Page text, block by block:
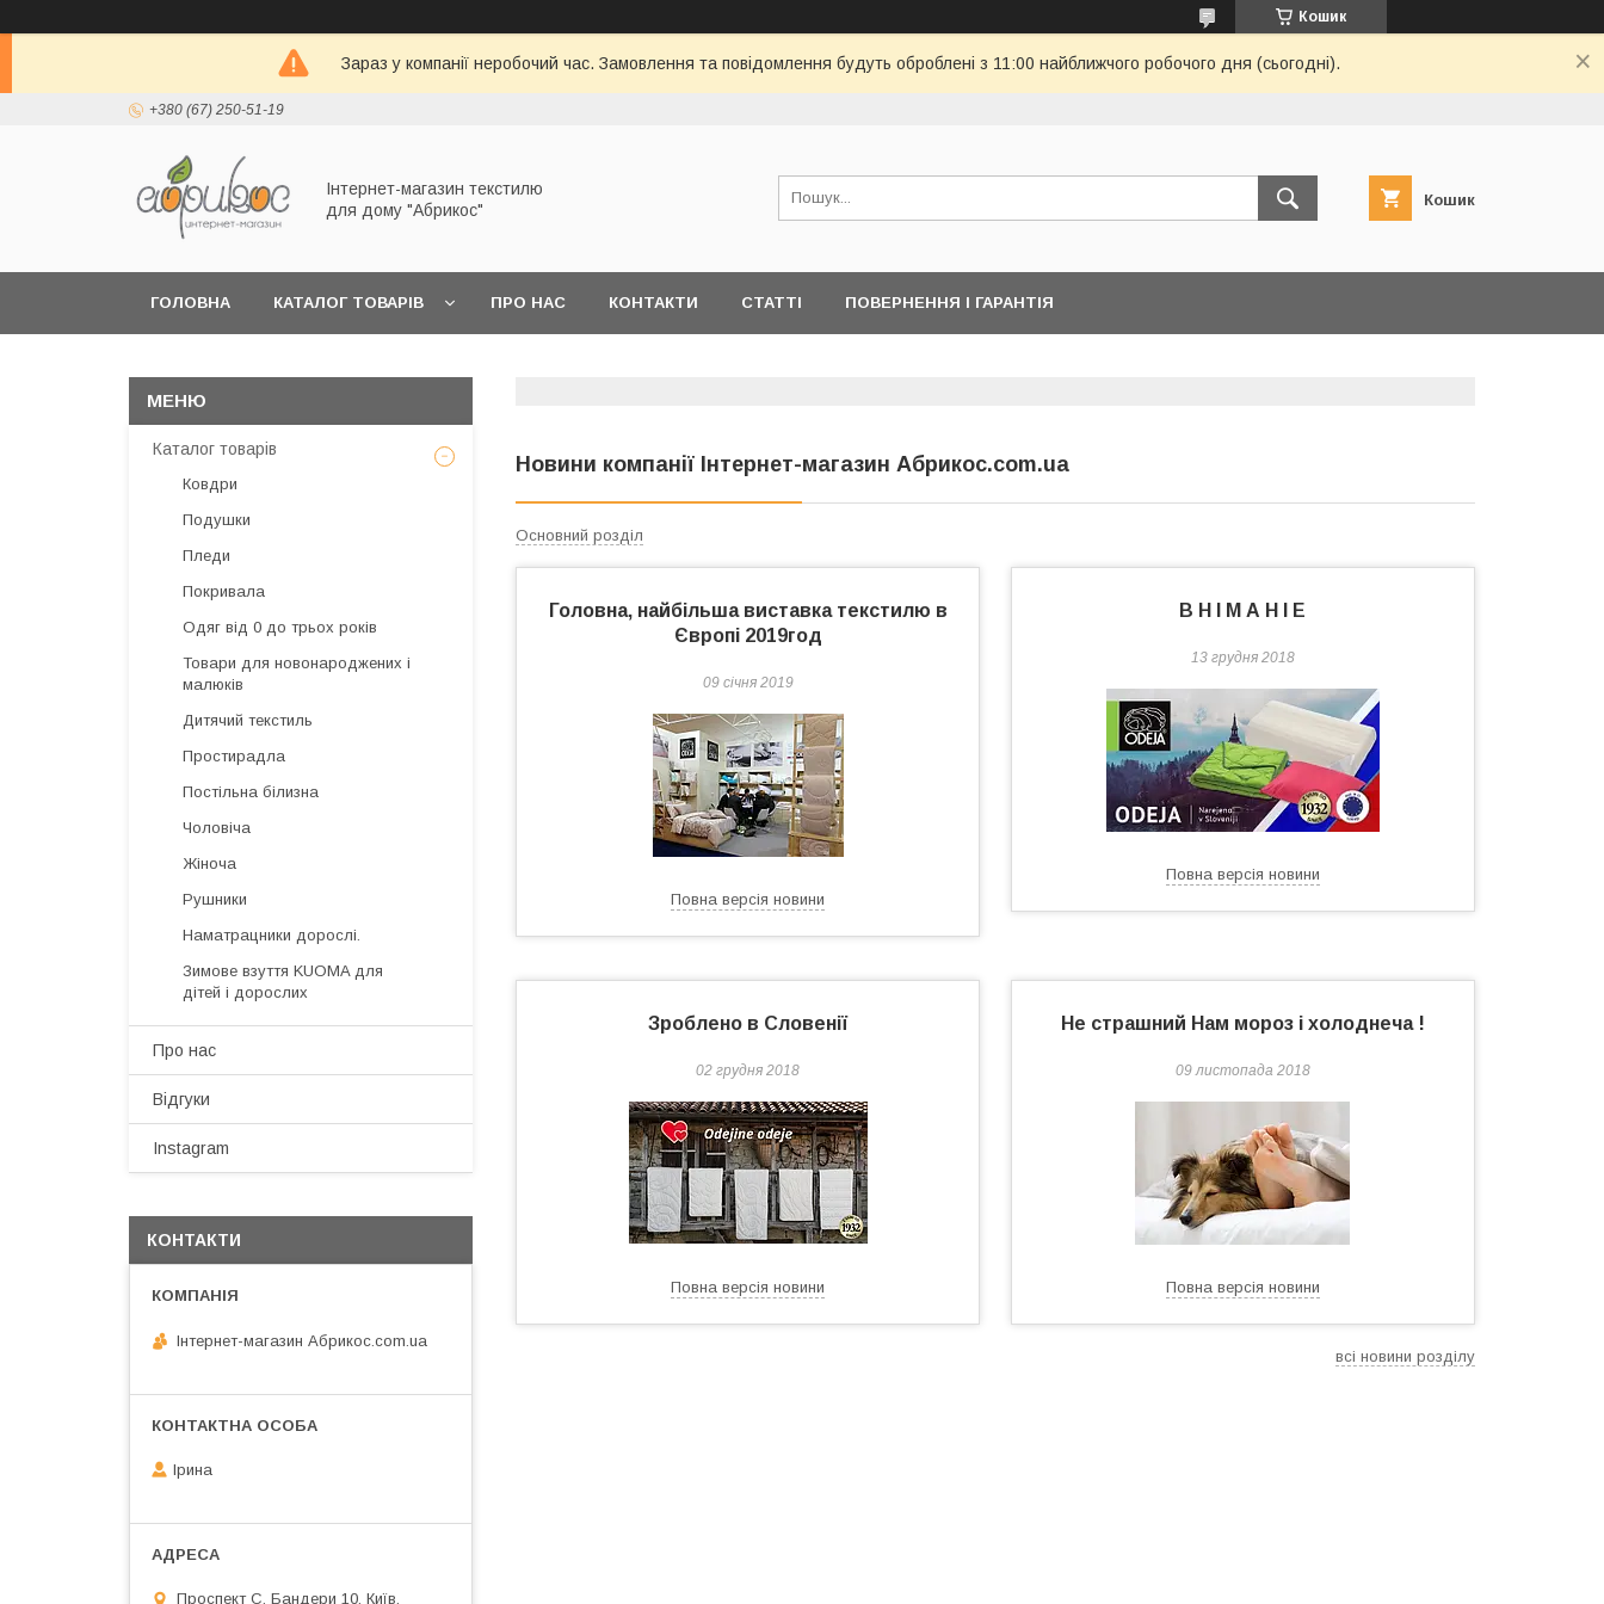
Кошик
Зараз у компанії неробочий час. Замовлення та повідомлення будуть оброблені з 11:00 найближчого робочого дня (сьогодні).
+380 (67) 250-51-19
Інтернет-магазин текстилю
для дому "Абрикос"
Кошик
ГОЛОВНА КАТАЛОГ ТОВАРІВ ПРО НАС КОНТАКТИ СТАТТІ ПОВЕРНЕННЯ І ГАРАНТІЯ
Новини компанії Інтернет-магазин Абрикос.com.ua
Основний розділ
Головна, найбільша виставка текстилю в
Європі 2019год
09 січня 2019
Повна версія новини
В Н І М А Н І Е
13 грудня 2018
Повна версія новини
Зроблено в Словенії
02 грудня 2018
Повна версія новини
Не страшний Нам мороз і холоднеча !
09 листопада 2018
Повна версія новини
всі новини розділу
Каталог товарів
Ковдри
Подушки
Пледи
Покривала
Одяг від 0 до трьох років
Товари для новонароджених і
малюків
Дитячий текстиль
Простирадла
Постільна білизна
Чоловіча
Жіноча
Рушники
Наматрацники дорослі.
Зимове взуття KUOMA для
дітей і дорослих
Про нас
Відгуки
Instagram
КОНТАКТИ
Інтернет-магазин Абрикос.com.ua
Ірина
Проспект С. Бандери 10, Київ,